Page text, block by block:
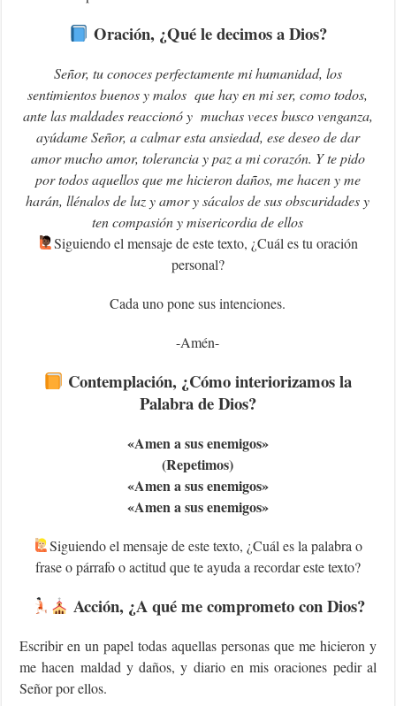
Oración, ¿Qué le decimos a Dios?
Señor, tu conoces perfectamente mi humanidad, los
sentimientos buenos y malos que hay en mi ser, como todos,
ante las maldades reaccionó y muchas veces busco venganza,
ayúdame Señor, a calmar esta ansiedad, ese deseo de dar
amor mucho amor, tolerancia y paz a mi corazón. Y te pido
por todos aquellos que me hicieron daños, me hacen y me
harán, llénalos de luz y amor y sácalos de sus obscuridades y
ten compasión y misericordia de ellos
‍Siguiendo el mensaje de este texto, ¿Cuál es tu oración
personal?
Cada uno pone sus intenciones.
-Amén-
Contemplación, ¿Cómo interiorizamos la
Palabra de Dios?
«Amen a sus enemigos»
(Repetimos)
«Amen a sus enemigos»
«Amen a sus enemigos»
Siguiendo el mensaje de este texto, ¿Cuál es la palabra o
frase o párrafo o actitud que te ayuda a recordar este texto?
Acción, ¿A qué me comprometo con Dios?
Escribir en un papel todas aquellas personas que me hicieron y
me hacen maldad y daños, y diario en mis oraciones pedir al
Señor por ellos.